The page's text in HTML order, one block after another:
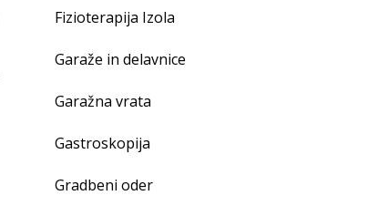
Fizioterapija Izola
Garaže in delavnice
Garažna vrata
Gastroskopija
Gradbeni oder